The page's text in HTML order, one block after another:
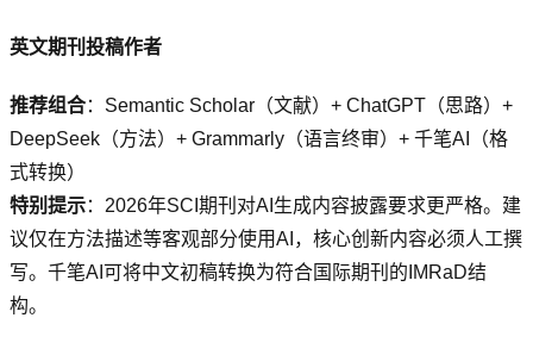
英文期刊投稿作者
推荐组合：Semantic Scholar（文献）+ ChatGPT（思路）+
DeepSeek（方法）+ Grammarly（语言终审）+ 千笔AI（格
式转换）
特别提示：2026年SCI期刊对AI生成内容披露要求更严格。建
议仅在方法描述等客观部分使用AI，核心创新内容必须人工撰
写。千笔AI可将中文初稿转换为符合国际期刊的IMRaD结
构。